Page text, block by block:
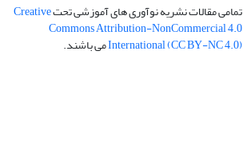
تمامی مقالات نشریه نوآوری های آموزشی تحتCreative
Commons Attribution-NonCommercial 4.0
International (CC BY-NC 4.0)می باشند.